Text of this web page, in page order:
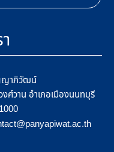
ญาภิวัฒน์
ศ์วาน อำเภอเมืองนนทบุรี